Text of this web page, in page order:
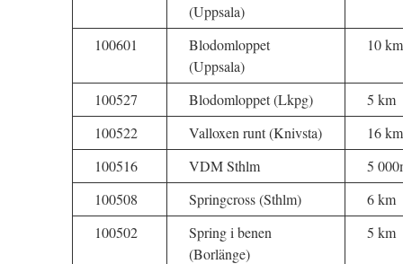
(Uppsala)
100601
Blodomloppet
(Uppsala)
10 km
100527 Blodomloppet (Lkpg)
5 km
100522
Valloxen runt (Knivsta)
16 km
100516
VDM Sthlm
5
100508
Springcross (Sthlm)
6 km
100502
Spring i benen
(Borlänge)
5 km